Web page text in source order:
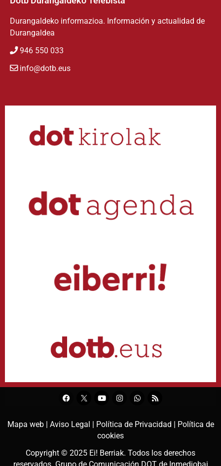
Durangaldeko informazioa. Información y actualidad de
Durangaldea
946 550 033
info@dotb.eus
Mapa web | Aviso Legal | Política de Privacidad |
Política de
cookies
Copyright © 2025 Ei! Berriak. Todos los derechos